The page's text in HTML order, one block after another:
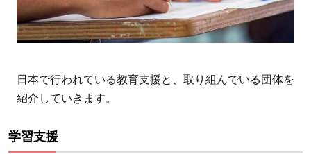
開
発、
学習
の提
供
コミ
日本で行われている教育支援と、取り組んでいる団体を
紹介していきます。
学習支援